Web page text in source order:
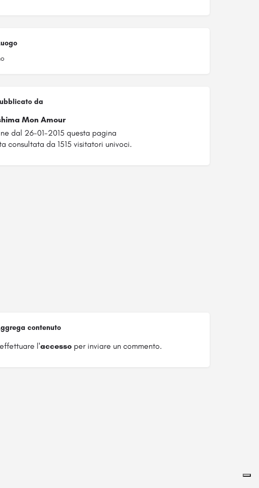
da
Mon Amour
dal 26-01-2015 questa pagina
consultata da 1515 visitatori univoci.
contenuto
l'accessoper inviare un commento.